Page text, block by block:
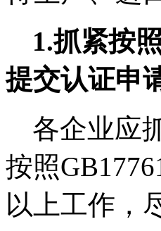
1.抓紧按照
提交认证申
各企业应
按照
以上工作，